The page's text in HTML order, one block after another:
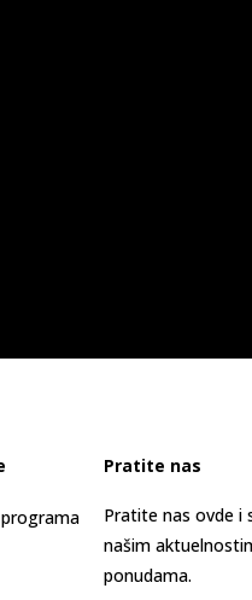
Pratite nas
Pratite nas ovde i
našim
ponudama.